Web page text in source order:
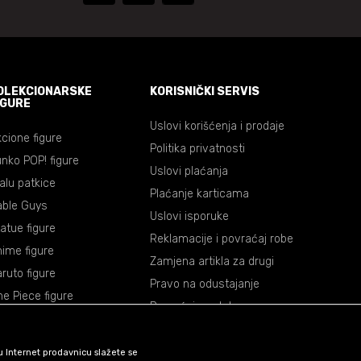
figure
POP! figure
patkice
Guys
figure
figure
figure
Piece figure
KORISNIČKI SERVIS
Uslovi korišćenja i prodaje
Politika privatnosti
Uslovi plaćanja
Plaćanje karticama
Uslovi isporuke
Reklamacije i povraćaj robe
Zamjena artikla za drugi
Pravo na odustajanje
Povraćaj sredstava
Internet prodavnicu slažete se